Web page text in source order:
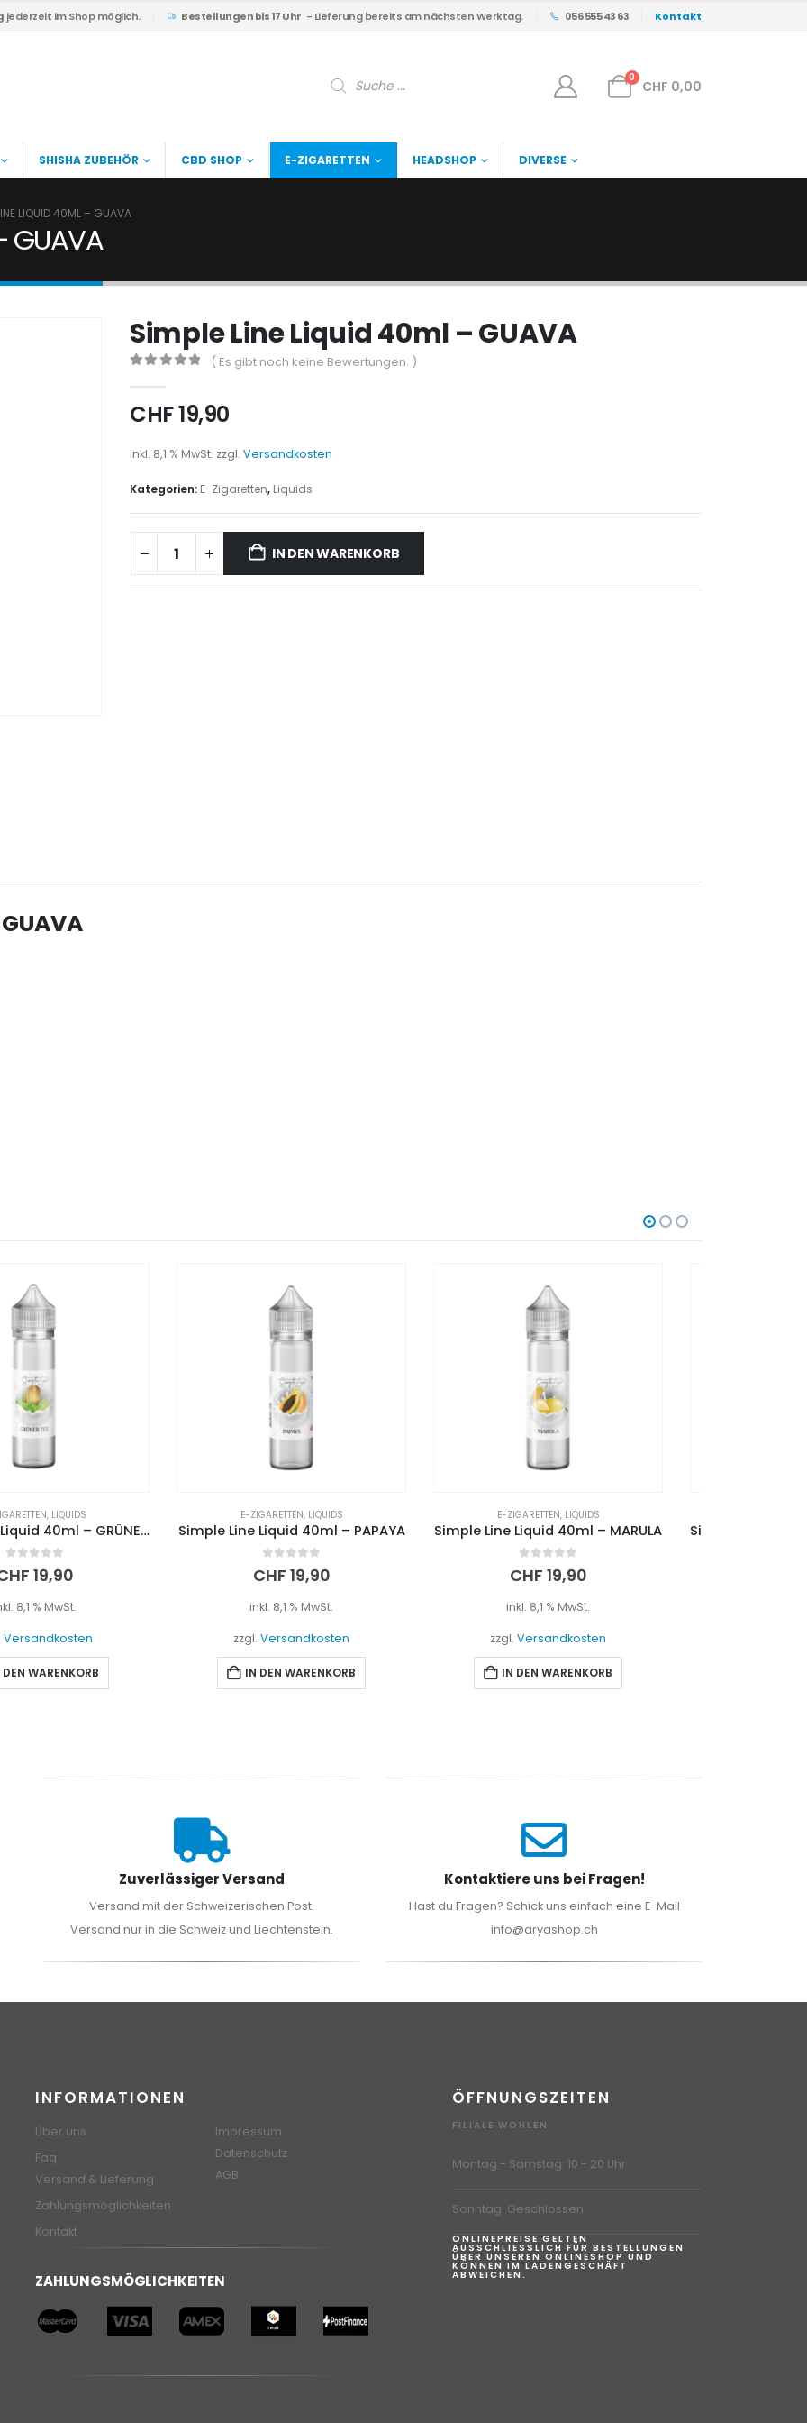
jederzeit im Shop möglich. Bestellungen bis 17 Uhr - Lieferung bereits am nächsten Werktag. 056 555 43 63 Kontakt
Products
search
0
CHF 0,00
SHISHA ZUBEHÖR CBD SHOP E-ZIGARETTEN HEADSHOP DIVERSE
LIQUID 40ML – GUAVA
GUAVA
Simple Line Liquid 40ml – GUAVA
( Es gibt noch keine Bewertungen. )
CHF19,90
inkl. 8,1 % MwSt. zzgl. Versandkosten
Kategorien: E-Zigaretten, Liquids
IN DEN WARENKORB
E-ZIGARETTEN,
Line Liquid 40ml – PAPAYA
0 out of 5
CHF19,90
inkl. 8,1 % MwSt.
zzgl.Versandkosten
IN DEN WARENKORB
E-ZIGARETTEN,
Simple Line Liquid 40ml – MARULA
0 out of 5
CHF19,90
inkl. 8,1 % MwSt.
zzgl.Versandkosten
IN DEN WARENKORB
E-ZIGARETTEN,
Simple Line Liquid 40ml – PFIRSICH MARACUJA
0 out of 5
CHF19,90
inkl. 8,1 % MwSt.
zzgl.Versandkosten
IN DEN WARENKORB
Zuverlässiger Versand
Versand mit der Schweizerischen Post.
Versand nur in die Schweiz und Liechtenstein.
Kontaktiere uns bei Fragen!
Hast du Fragen? Schick uns einfach eine E-Mail
info@aryashop.ch
INFORMATIONEN
Über uns
Faq
Versand & Lieferung
Zahlungsmöglichkeiten
Kontakt
Impressum
Datenschutz
AGB
ZAHLUNGSMÖGLICHKEITEN
ÖFFNUNGSZEITEN
FILIALE WOHLEN
Montag - Samstag: 10 - 20 Uhr
Sonntag: Geschlossen
ONLINEPREISE GELTEN
AUSSCHLIESSLICH FÜR BESTELLUNGEN
ÜBER UNSEREN ONLINESHOP UND
KÖNNEN IM LADENGESCHÄFT
ABWEICHEN.